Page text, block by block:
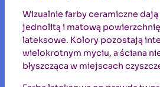
Wizualnie farby ceramiczne dają
jednolitą i matową
lateksowe. Kolory pozostają
wielokrotnym myciu, a ściana
błyszcząca w miejscach